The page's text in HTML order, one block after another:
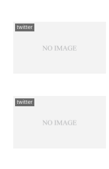
twitter
twitter